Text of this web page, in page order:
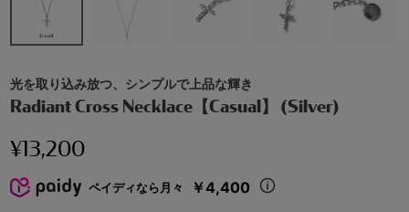
光を取り込み放つ、シンプルで上品な輝き
Radiant Cross Necklace【Casual】 (Silver)
¥13,200
ペイディなら月々 ￥4,400